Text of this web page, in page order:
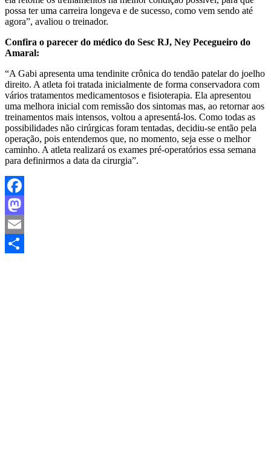
possa ter uma carreira longeva e de sucesso, como vem sendo até
agora”, avaliou o treinador.
Confira o parecer do médico do Sesc RJ, Ney Pecegueiro do
Amaral:
“A Gabi apresenta uma tendinite crônica do tendão patelar do joelho
direito. A atleta foi tratada inicialmente de forma conservadora com
vários tratamentos medicamentosos e fisioterapia. Ela apresentou
uma melhora inicial com remissão dos sintomas mas, ao retornar aos
treinamentos mais intensos, voltou a apresentá-los. Como todas as
possibilidades não cirúrgicas foram tentadas, decidiu-se então pela
operação, pois entendemos que, no momento, seja esse o melhor
caminho. A atleta realizará os exames pré-operatórios essa semana
para definirmos a data da cirurgia”.
Facebook
Mastodon
Email